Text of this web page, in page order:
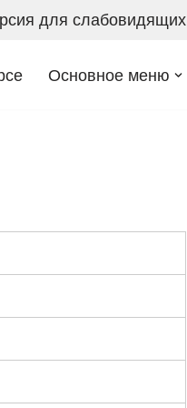
для слабовидящих
Основное меню